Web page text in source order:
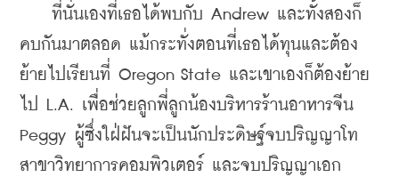
ที่นั่นเองที่เธอได้พบกับ Andrew และทั้งสองก็
คบกันมาตลอด แม้กระทั่งตอนที่เธอได้ทุนและต้อง
ย้ายไปเรียนที่ Oregon State และเขาเองก็ต้องย้าย
ไป L.A. เพื่อช่วยลูกพี่ลูกน้องบริหารร้านอาหารจีน
Peggy ผู้ซึ่งใฝ่ฝันจะเป็นนักประดิษฐ์จบปริญญาโท
สาขาวิทยาการคอมพิวเตอร์ และจบปริญญาเอก